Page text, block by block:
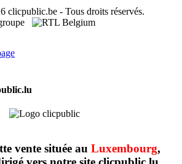
clicpublic.be - Tous droits réservés.
vente située au Luxembourg,